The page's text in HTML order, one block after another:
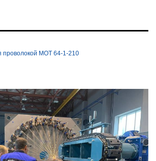
проволокой MOT 64-1-210